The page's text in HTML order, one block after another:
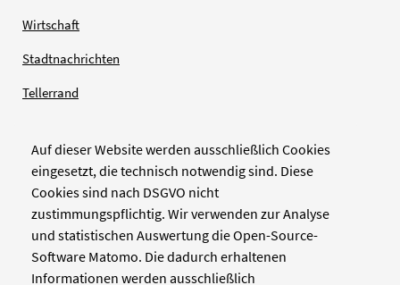
Auf dieser Website werden ausschließlich Cookies
eingesetzt, die technisch notwendig sind. Diese
Cookies sind nach DSGVO nicht
zustimmungspflichtig. Wir verwenden zur Analyse
und statistischen Auswertung die Open-Source-
Software Matomo. Die dadurch erhaltenen
Informationen werden ausschließlich
Wirtschaft
Stadtnachrichten
Tellerrand
Verlag
Pinienstraße 2
40233 Düsseldorf
www.zellwerk.com